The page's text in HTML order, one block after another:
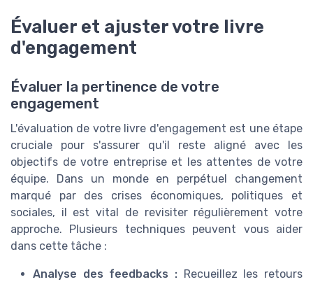
Évaluer et ajuster votre livre
d'engagement
Évaluer la pertinence de votre
engagement
L'évaluation de votre livre d'engagement est une étape
cruciale pour s'assurer qu'il reste aligné avec les
objectifs de votre entreprise et les attentes de votre
équipe. Dans un monde en perpétuel changement
marqué par des crises économiques, politiques et
sociales, il est vital de revisiter régulièrement votre
approche. Plusieurs techniques peuvent vous aider
dans cette tâche :
Analyse des feedbacks : Recueillez les retours